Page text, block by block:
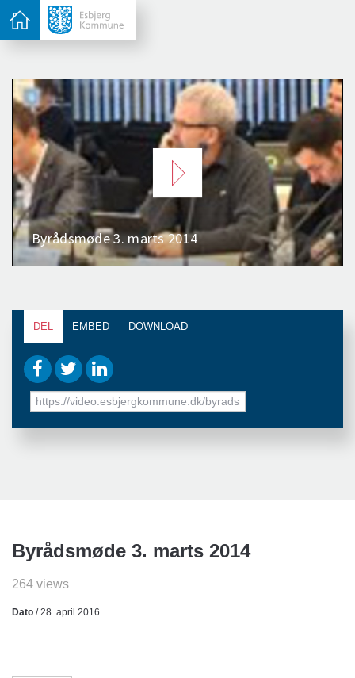
DEL EMBED DOWNLOAD
URL
to
Byrådsmøde 3. marts 2014
264 views
Dato / 28. april 2016